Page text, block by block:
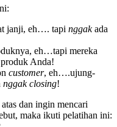
janji, eh…. tapi nggakada
eh…tapi mereka
Anda!
customer, eh….ujung-
nggak closing!
dan ingin mencari
maka ikuti pelatihan ini: